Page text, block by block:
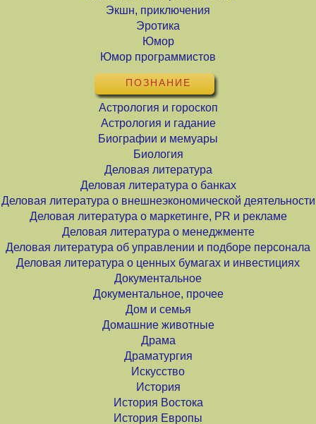
Экшн, приключения
Эротика
Юмор
Юмор программистов
ПОЗНАНИЕ
Астрология и гороскоп
Астрология и гадание
Биографии и мемуары
Биология
Деловая литература
Деловая литература о банках
Деловая литература о внешнеэкономической деятельности
Деловая литература о маркетинге, PR и рекламе
Деловая литература о менеджменте
Деловая литература об управлении и подборе персонала
Деловая литература о ценных бумагах и инвестициях
Документальное
Документальное, прочее
Дом и семья
Домашние животные
Драма
Драматургия
Искусство
История
История Востока
История Европы